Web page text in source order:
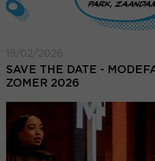
19/02/2026
SAVE THE DATE -
ZOMER 2026